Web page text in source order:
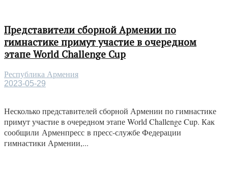
Представители сборной Армении по
гимнастике примут участие в очередном
этапе World Challenge Cup
Республика Армения
2023-05-29
Несколько представителей сборной Армении по гимнастике
примут участие в очередном этапе World Challenge Cup. Как
сообщили Арменпресс в пресс-службе Федерации
гимнастики Армении,...